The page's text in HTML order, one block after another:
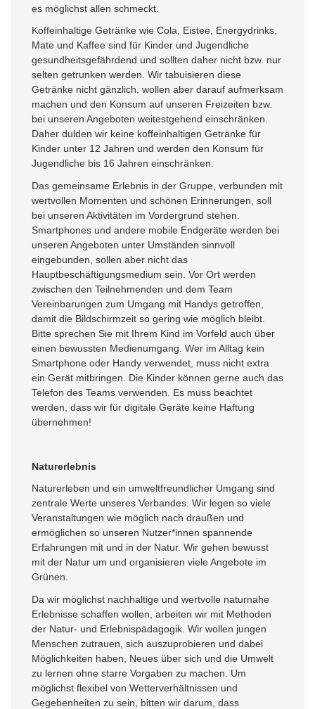
es möglichst allen schmeckt.
Koffeinhaltige Getränke wie Cola, Eistee, Energydrinks,
Mate und Kaffee sind für Kinder und Jugendliche
gesundheitsgefährdend und sollten daher nicht bzw. nur
selten getrunken werden. Wir tabuisieren diese
Getränke nicht gänzlich, wollen aber darauf aufmerksam
machen und den Konsum auf unseren Freizeiten bzw.
bei unseren Angeboten weitestgehend einschränken.
Daher dulden wir keine koffeinhaltigen Getränke für
Kinder unter 12 Jahren und werden den Konsum für
Jugendliche bis 16 Jahren einschränken.
Das gemeinsame Erlebnis in der Gruppe, verbunden mit
wertvollen Momenten und schönen Erinnerungen, soll
bei unseren Aktivitäten im Vordergrund stehen.
Smartphones und andere mobile Endgeräte werden bei
unseren Angeboten unter Umständen sinnvoll
eingebunden, sollen aber nicht das
Hauptbeschäftigungsmedium sein. Vor Ort werden
zwischen den Teilnehmenden und dem Team
Vereinbarungen zum Umgang mit Handys getroffen,
damit die Bildschirmzeit so gering wie möglich bleibt.
Bitte sprechen Sie mit Ihrem Kind im Vorfeld auch über
einen bewussten Medienumgang. Wer im Alltag kein
Smartphone oder Handy verwendet, muss nicht extra
ein Gerät mitbringen. Die Kinder können gerne auch das
Telefon des Teams verwenden. Es muss beachtet
werden, dass wir für digitale Geräte keine Haftung
übernehmen!
Naturerlebnis
Naturerleben und ein umweltfreundlicher Umgang sind
zentrale Werte unseres Verbandes. Wir legen so viele
Veranstaltungen wie möglich nach draußen und
ermöglichen so unseren Nutzer*innen spannende
Erfahrungen mit und in der Natur. Wir gehen bewusst
mit der Natur um und organisieren viele Angebote im
Grünen.
Da wir möglichst nachhaltige und wertvolle naturnahe
Erlebnisse schaffen wollen, arbeiten wir mit Methoden
der Natur- und Erlebnispädagogik. Wir wollen jungen
Menschen zutrauen, sich auszuprobieren und dabei
Möglichkeiten haben, Neues über sich und die Umwelt
zu lernen ohne starre Vorgaben zu machen. Um
möglichst flexibel von Wetterverhältnissen und
Gegebenheiten zu sein, bitten wir darum, dass